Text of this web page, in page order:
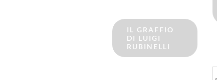
IL GRAFFIO
DI LUIGI
RUBINELLI